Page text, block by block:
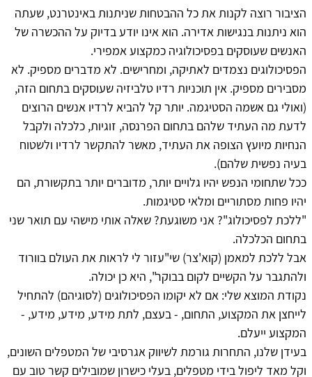
הציבור רוצה לקנות את כל ההבטחות שניתנות באינטרנט, שעתה
הוא ניתנות בנגישות אדירה. הוא אינו יודע בדיוק על ההכשרה של
האנשים שעוסקים בפסיכולוגיה כמקצוע אמפירי.
הפסיכולוגים נצמדים לאתיקה, ומחרישים. לא מדברים מספיק. לא
מסבירים מספיק. אין תוכניות רדיו טלביזיה שעוסקים בתחום הזה,
(ואולי גם אשמה הסטיגמה. יותר קל להביא לרדיו אנשים הרוצים
לדעת מה העתיד שלהם בתחום הפרנסה, זוגיות, כלכלה ולקבל
הנחיות מיועץ הצופה את העתיד, מאשר להתקשר לרדיו ולשטוח
בעיה נפשית שלהם).
ככל שתחומי הנפש יהיו גלויים יותר, מדוברים יותר בתקשורת, הם
יהיו פחות מסתוריים ומלאי סטיגמות.
"ללכת לפסיכולוג"? אני משוגעת? שאלה אותי מישהי עם תואר שני
בתחום הכלכלה.
אבל ללכת למאמן (קוא'צר) שי"עזור לי לראות את העולם בוורוד
ולהתגבר על הקשיים לקום בבוקר", היא כן יכולה.
נקודת המוצא שלי: אם לא יקומו הפסיכולוגים (לסוגיהם) להתחיל
לייחצן את המקצוע, התחום, - בעצם, לתת מידע, מידע, מידע, -
המקצוע ייעלם.
בעידן שלנו, התחרות גורמת לשיווק אגרסיבי של המטפלים השונים,
וקל מאד ליפול בידי מטפלים, בעלי כישרון שמובילים קשר טוב עם